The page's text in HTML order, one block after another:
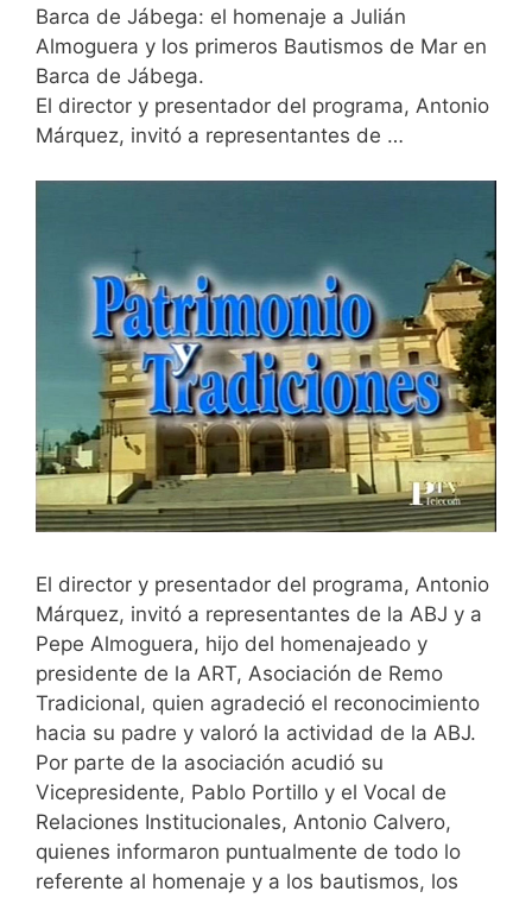
Barca de Jábega: el homenaje a Julián
Almoguera y los primeros Bautismos de Mar en
Barca de Jábega.
El director y presentador del programa, Antonio
Márquez, invitó a representantes de …
El director y presentador del programa, Antonio
Márquez, invitó a representantes de la ABJ y a
Pepe Almoguera, hijo del homenajeado y
presidente de la ART, Asociación de Remo
Tradicional, quien agradeció el reconocimiento
hacia su padre y valoró la actividad de la ABJ.
Por parte de la asociación acudió su
Vicepresidente, Pablo Portillo y el Vocal de
Relaciones Institucionales, Antonio Calvero,
quienes informaron puntualmente de todo lo
referente al homenaje y a los bautismos, los